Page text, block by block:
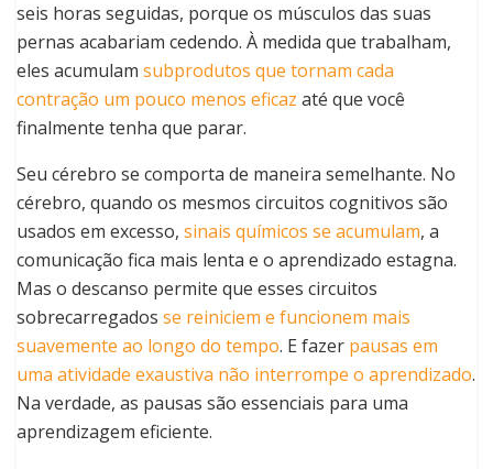
seis horas seguidas, porque os músculos das suas
pernas acabariam cedendo. À medida que trabalham,
eles acumulam subprodutos que tornam cada
contração um pouco menos eficaz até que você
finalmente tenha que parar.
Seu cérebro se comporta de maneira semelhante. No
cérebro, quando os mesmos circuitos cognitivos são
usados em excesso, sinais químicos se acumulam, a
comunicação fica mais lenta e o aprendizado estagna.
Mas o descanso permite que esses circuitos
sobrecarregados se reiniciem e funcionem mais
suavemente ao longo do tempo. E fazer pausas em
uma atividade exaustiva não interrompe o aprendizado.
Na verdade, as pausas são essenciais para uma
aprendizagem eficiente.